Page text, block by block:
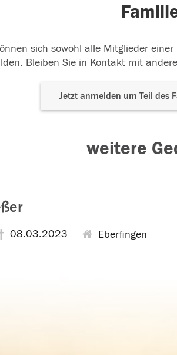
sich sowohl alle Mitglieder
Bleiben Sie in Kontakt mit
Jetzt anmelden um Teil des
weitere
08.03.2023 Eberfingen